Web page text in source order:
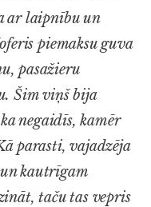
ar laipnību un
piemaksu guva
pasažieru
Šim viņš bija
negaidīs, kamēr
parasti, vajadzēja
kautrīgam
taču tas vepris